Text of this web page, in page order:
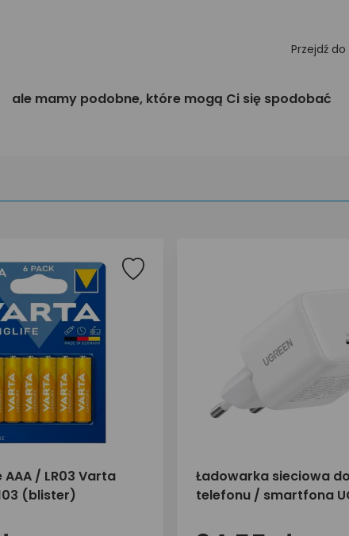
Przejdź do
ale mamy podobne, które mogą Ci się spodobać
/ LR03 Varta
(blister)
Ładowarka sieciowa do
telefonu / smartfona